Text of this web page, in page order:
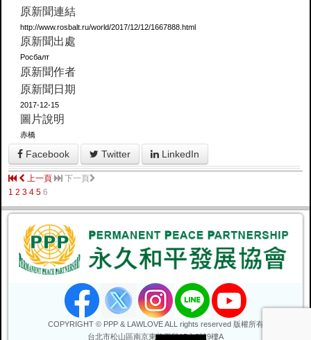
原新聞連結
http://www.rosbalt.ru/world/2017/12/12/1667888.html
原新聞出處
Росбалт
原新聞作者
原新聞日期
2017-12-15
圖片說明
赤橋
Facebook Twitter LinkedIn
上一頁
下一頁
1 2 3 4 5 6
COPYRIGHT © PPP & LAWLOVE ALL rights reserved 版權所有
台北市松山區南京東路五段15之8號9樓A